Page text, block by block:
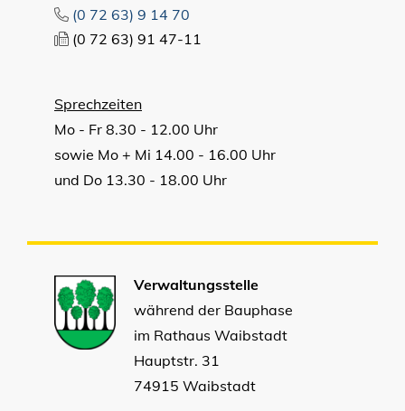
(0 72 63) 9 14 70
(0 72 63) 91 47-11
Sprechzeiten
Mo - Fr 8.30 - 12.00 Uhr
sowie Mo + Mi 14.00 - 16.00 Uhr
und Do 13.30 - 18.00 Uhr
Verwaltungsstelle
während der Bauphase
im Rathaus Waibstadt
Hauptstr. 31
74915 Waibstadt